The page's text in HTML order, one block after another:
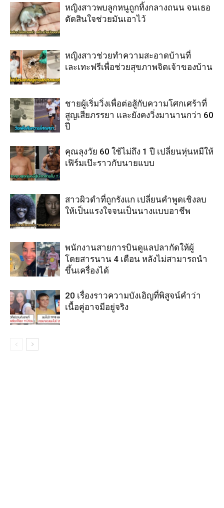
หญิงสาวพบลูกหนูถูกทิ้งกลางถนน จนเธอ
ตัดสินใจช่วยมันเอาไว้
หญิงสาวช่วยทำความสะอาดบ้านที่
เละเทะฟรีเพื่อช่วยสุขภาพจิตเจ้าของบ้าน
ชายผู้เริ่มวิ่งเพื่อต่อสู้กับความโศกเศร้าที่
สูญเสียภรรยา และยังคงวิ่งมานานกว่า 60
ปี
คุณลุงวัย 60 ใช้ไม่ถึง 1 ปี เปลี่ยนหุ่นหมีให้
เฟิร์มเป๊ะราวกับนายแบบ
สาวผิวดำที่ถูกรังแก เปลี่ยนคำพูดเชิงลบ
ให้เป็นแรงใจจนเป็นนางแบบอาชีพ
พนักงานสายการบินดูแลปลากัดให้ผู้
โดยสารนาน 4 เดือน หลังไม่สามารถนำ
ขึ้นเครื่องได้
20 เรื่องราวความบังเอิญที่พิสูจน์คำว่า
เนื้อคู่อาจมีอยู่จริง